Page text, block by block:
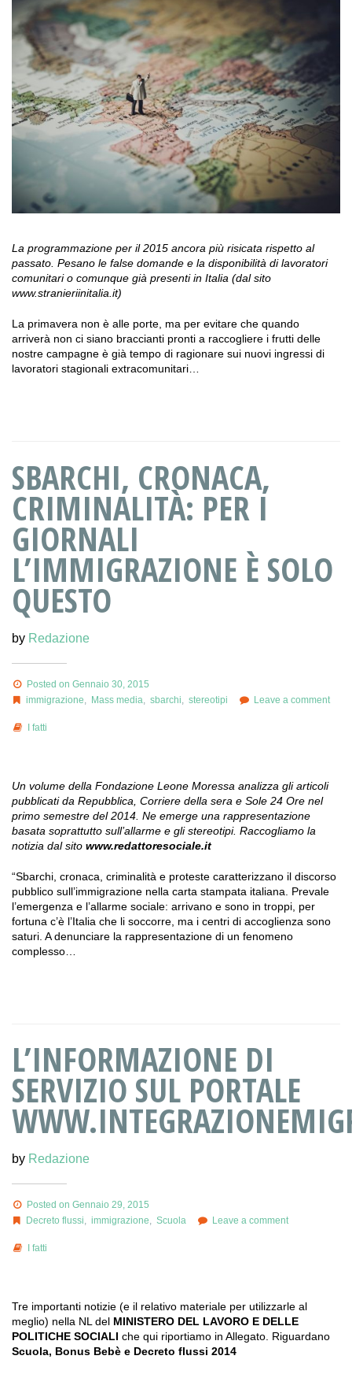
La programmazione per il 2015 ancora più risicata rispetto al
passato. Pesano le false domande e la disponibilità di lavoratori
comunitari o comunque già presenti in Italia (dal sito
www.stranieriinitalia.it)
La primavera non è alle porte, ma per evitare che quando
arriverà non ci siano braccianti pronti a raccogliere i frutti delle
nostre campagne è già tempo di ragionare sui nuovi ingressi di
lavoratori stagionali extracomunitari…
SBARCHI, CRONACA,
CRIMINALITÀ: PER I
GIORNALI
L’IMMIGRAZIONE È SOLO
QUESTO
by Redazione
Posted on Gennaio 30, 2015
immigrazione, Mass media, sbarchi, stereotipi Leave a comment
I fatti
Un volume della Fondazione Leone Moressa analizza gli articoli
pubblicati da Repubblica, Corriere della sera e Sole 24 Ore nel
primo semestre del 2014. Ne emerge una rappresentazione
basata soprattutto sull’allarme e gli stereotipi. Raccogliamo la
notizia dal sito www.redattoresociale.it
“Sbarchi, cronaca, criminalità e proteste caratterizzano il discorso
pubblico sull’immigrazione nella carta stampata italiana. Prevale
l’emergenza e l’allarme sociale: arrivano e sono in troppi, per
fortuna c’è l’Italia che li soccorre, ma i centri di accoglienza sono
saturi. A denunciare la rappresentazione di un fenomeno
complesso…
L’INFORMAZIONE DI
SERVIZIO SUL PORTALE
by Redazione
Posted on Gennaio 29, 2015
Decreto flussi, immigrazione, Scuola Leave a comment
I fatti
Tre importanti notizie (e il relativo materiale per utilizzarle al
meglio) nella NL del MINISTERO DEL LAVORO E DELLE
POLITICHE SOCIALI che qui riportiamo in Allegato. Riguardano
Scuola, Bonus Bebè e Decreto flussi 2014